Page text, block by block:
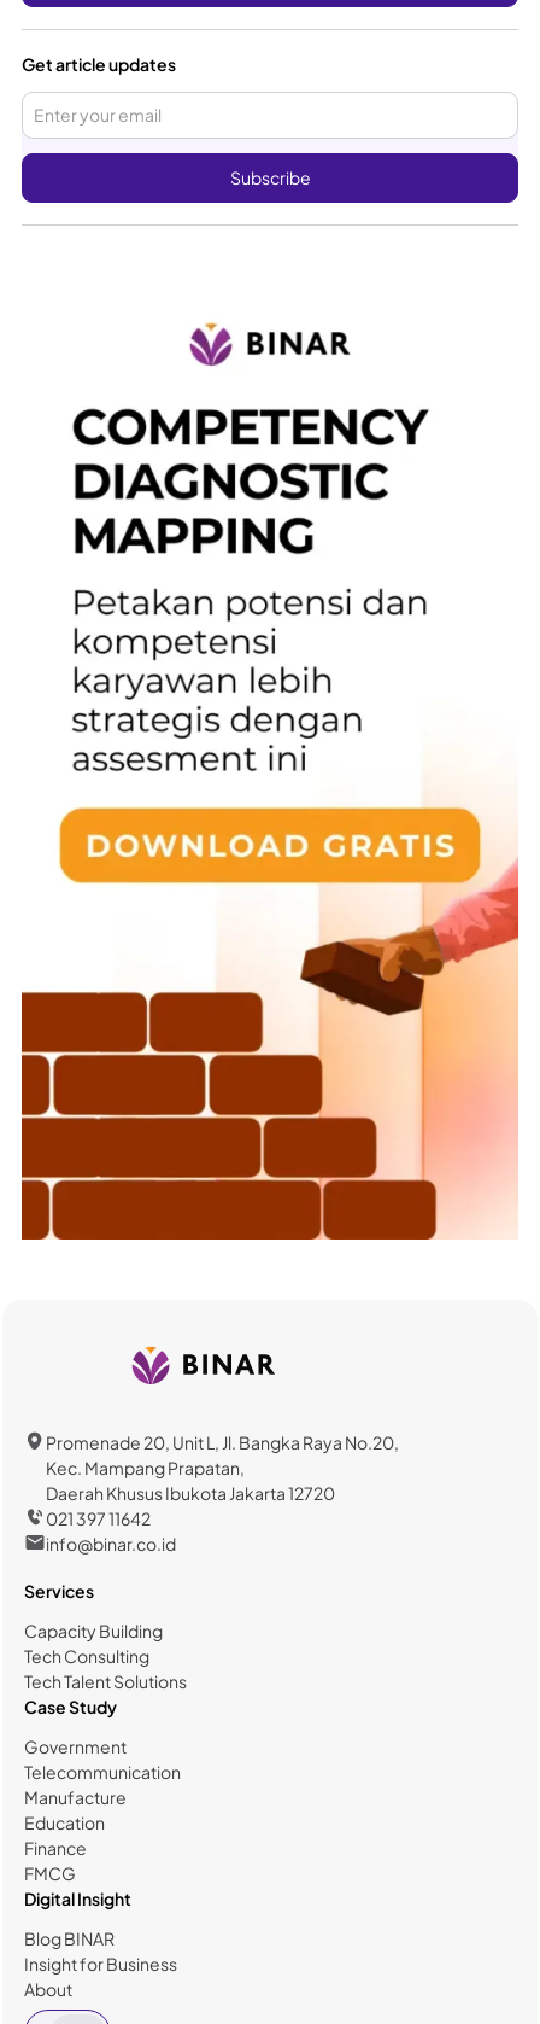
Get article updates
Promenade 20, Unit L, Jl. Bangka Raya No.20,
Kec. Mampang Prapatan,
Daerah Khusus Ibukota Jakarta 12720
021 397 11642
info@binar.co.id
Services
Capacity Building
Tech Consulting
Tech Talent Solutions
Case Study
Government
Telecommunication
Manufacture
Education
Finance
FMCG
Digital Insight
Blog BINAR
Insight for Business
About